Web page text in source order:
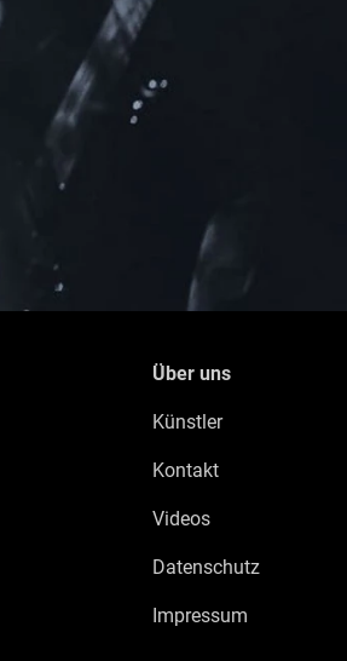
Über uns
Künstler
Kontakt
Videos
Datenschutz
Impressum